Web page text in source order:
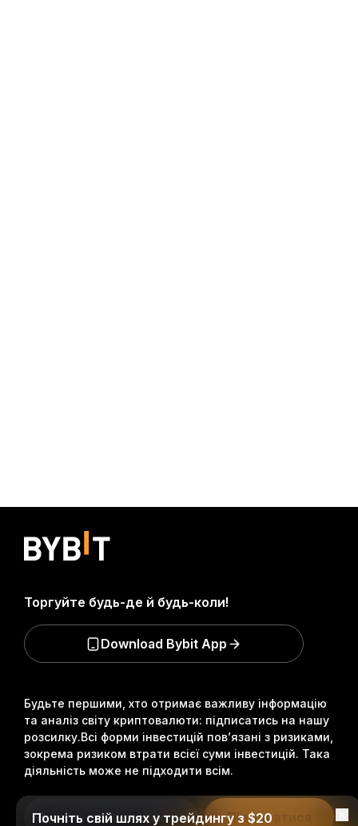
Будьте першими, хто отримає важливу інформацію
та аналіз світу криптовалюти: підписатись на нашу
розсилку.Всі форми інвестицій пов’язані з ризиками,
зокрема ризиком втрати всієї суми інвестицій. Така
діяльність може не підходити всім.
Підписатися
Торгуйте будь-де й будь-коли!
Download Bybit App
Почніть свій шлях у трейдингу з $20